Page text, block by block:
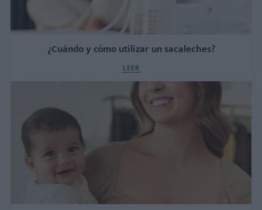
¿Cuándo y cómo utilizar un sacaleches?
LEER